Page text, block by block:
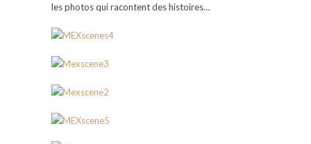
les photos qui racontent des histoires…